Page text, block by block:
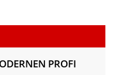
PROFI